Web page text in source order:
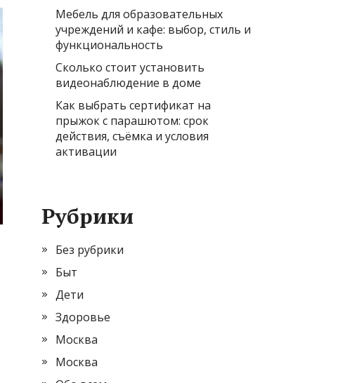
Мебель для образовательных
учреждений и кафе: выбор, стиль и
функциональность
Сколько стоит установить
видеонаблюдение в доме
Как выбрать сертификат на
прыжок с парашютом: срок
действия, съёмка и условия
активации
Рубрики
Без рубрики
Быт
Дети
Здоровье
Москва
Москва